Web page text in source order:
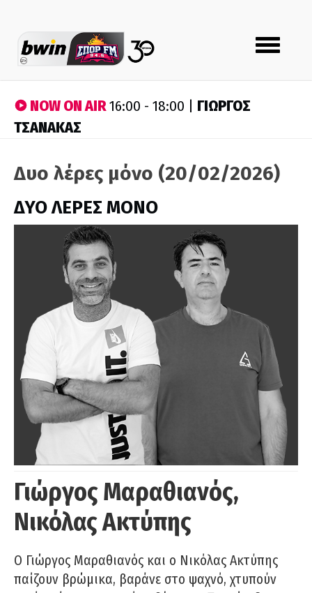
Toggle
navigation
NOW ON AIR16:00 - 18:00 | ΓΙΩΡΓΟΣ
ΤΣΑΝΑΚΑΣ
Δυο λέρες μόνο (20/02/2026)
ΔΥΟ ΛΕΡΕΣ ΜΟΝΟ
Γιώργος Μαραθιανός,
Νικόλας Ακτύπης
Ο Γιώργος Μαραθιανός και ο Νικόλας Ακτύπης
παίζουν βρώμικα, βαράνε στο ψαχνό, χτυπούν